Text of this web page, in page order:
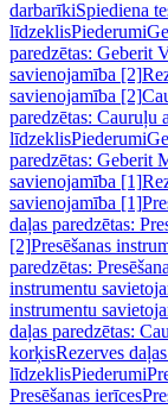
darbarīkiSpiediena
līdzeklisPiederumi
paredzētas: Geberit
savienojamība [2]
savienojamība [2]
paredzētas: Cauruļu
līdzeklisPiederumi
paredzētas: Geberit
savienojamība [1]
savienojamība [1]
daļas paredzētas:
[2]Presēšanas
paredzētas:
instrumentu
instrumentu
daļas paredzētas:
korķisRezerves
līdzeklisPiederumi
Presēšanas ierīces